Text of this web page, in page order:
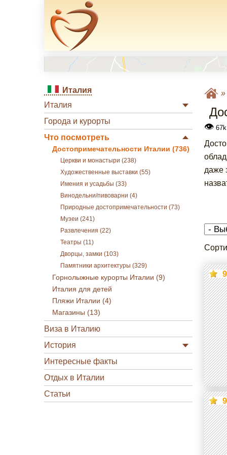
Италия
Италия
Города и курорты
Что посмотреть
Достопримечательности Италии (736)
Церкви и монастыри (238)
Художественные выставки (55)
Имения и усадьбы (33)
Винодельни/пивоварни (4)
Природные достопримечательности (73)
Музеи (241)
Развлечения (22)
Театры (11)
Дворцы, замки (103)
Памятники архитектуры (329)
Горнолыжные курорты Италии (9)
Италия для детей
Пляжи Италии (4)
Магазины (13)
Виза в Италию
История
Интересные факты
Отдых в Италии
Статьи
»
👁67k
даже
9
9